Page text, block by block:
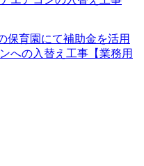
保育園にて補助金を活用
への入替え工事【業務用